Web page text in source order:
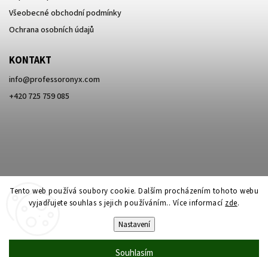
Tento web používá soubory cookie. Dalším procházením tohoto webu
vyjadřujete souhlas s jejich používáním.. Více informací zde.
Nastavení
Souhlasím
Všeobecné obchodní podmínky
Ochrana osobních údajů
KONTAKT
info@professoronyx.com
+420 725 759 085
Professor Onyx. Všechna práva vyhrazena.